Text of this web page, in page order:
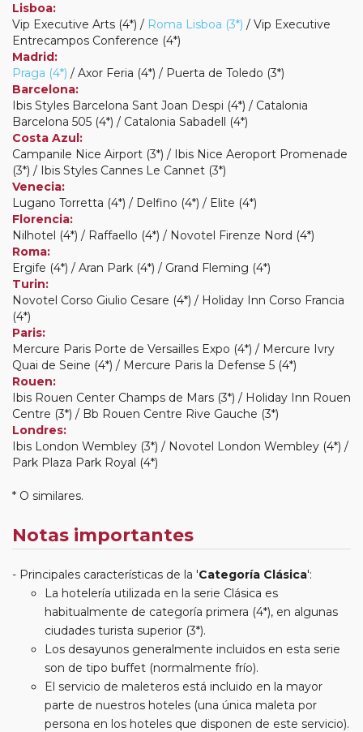
Lisboa:
Vip Executive Arts (4*) / Roma Lisboa (3*) / Vip Executive
Entrecampos Conference (4*)
Madrid:
Praga (4*) / Axor Feria (4*) / Puerta de Toledo (3*)
Barcelona:
Ibis Styles Barcelona Sant Joan Despi (4*) / Catalonia
Barcelona 505 (4*) / Catalonia Sabadell (4*)
Costa Azul:
Campanile Nice Airport (3*) / Ibis Nice Aeroport Promenade
(3*) / Ibis Styles Cannes Le Cannet (3*)
Venecia:
Lugano Torretta (4*) / Delfino (4*) / Elite (4*)
Florencia:
Nilhotel (4*) / Raffaello (4*) / Novotel Firenze Nord (4*)
Roma:
Ergife (4*) / Aran Park (4*) / Grand Fleming (4*)
Turin:
Novotel Corso Giulio Cesare (4*) / Holiday Inn Corso Francia
(4*)
Paris:
Mercure Paris Porte de Versailles Expo (4*) / Mercure Ivry
Quai de Seine (4*) / Mercure Paris la Defense 5 (4*)
Rouen:
Ibis Rouen Center Champs de Mars (3*) / Holiday Inn Rouen
Centre (3*) / Bb Rouen Centre Rive Gauche (3*)
Londres:
Ibis London Wembley (3*) / Novotel London Wembley (4*) /
Park Plaza Park Royal (4*)
* O similares.
Notas importantes
Principales características de la 'Categoría Clásica':
La hotelería utilizada en la serie Clásica es
habitualmente de categoría primera (4*), en algunas
ciudades turista superior (3*).
Los desayunos generalmente incluidos en esta serie
son de tipo buffet (normalmente frío).
El servicio de maleteros está incluido en la mayor
parte de nuestros hoteles (una única maleta por
persona en los hoteles que disponen de este servicio).